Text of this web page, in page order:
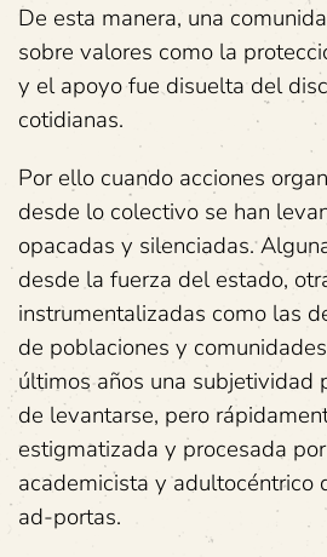
De esta manera, una
sobre valores como la
y el apoyo fue disuelta del
cotidianas.
Por ello cuando acciones
desde lo colectivo se han
opacadas y silenciadas.
desde la fuerza del estado,
instrumentalizadas como las
de poblaciones y
últimos años una subjetividad
de levantarse, pero
estigmatizada y procesada
academicista y adultocéntrico
ad-portas.